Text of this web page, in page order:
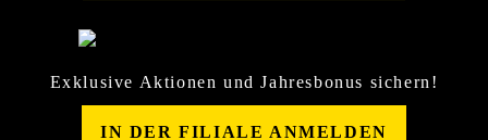
Exklusive Aktionen und Jahresbonus sichern!
IN DER FILIALE ANMELDEN